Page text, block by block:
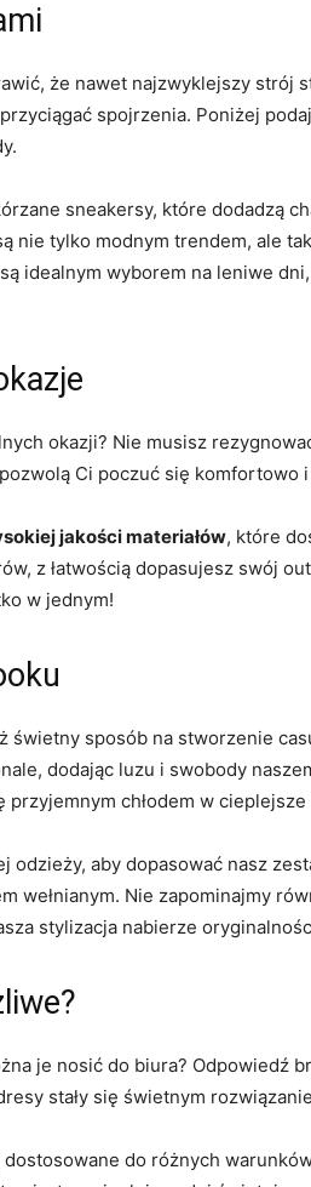
że nawet najzwyklejszy strój
spojrzenia. Poniżej
sneakersy, które dodadzą
tylko modnym trendem, ale
idealnym wyborem na leniwe
okazji? Nie musisz
Ci poczuć się
jakości materiałów, które
z łatwością dopasujesz swój
w jednym!
sposób na stworzenie
dodając luzu i swobody
przyjemnym chłodem w cieplejsze
aby dopasować nasz
wełnianym. Nie zapominajmy
stylizacja nabierze
je nosić do biura? Odpowiedź
stały się świetnym
do różnych